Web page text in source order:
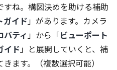
ね。構図決めを助ける補助
ガイド」があります。カメラ
パティ」から「ビューポート
イド」と展開していくと、補
ます。（複数選択可能）